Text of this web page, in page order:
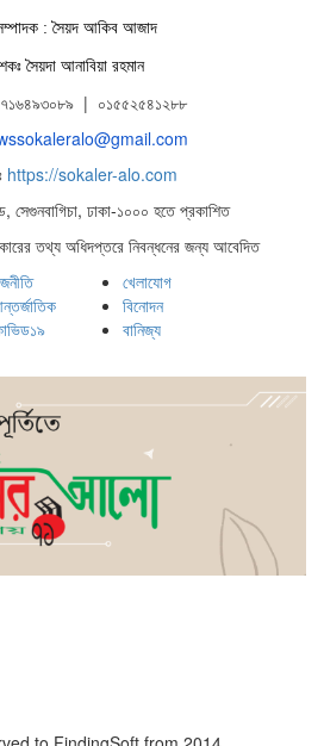
: সৈয়দ আকিব আজাদ
সৈয়দা আনাবিয়া রহমান
| ০১৫৫২৫৪১২৮৮
https://sokaler-alo.com
ঢাকা-১০০০ হতে প্রকাশিত
তথ্য অধিদপ্তরে নিবন্ধনের জন্য আবেদিত
খেলাযোগ
বিনোদন
বানিজ্য